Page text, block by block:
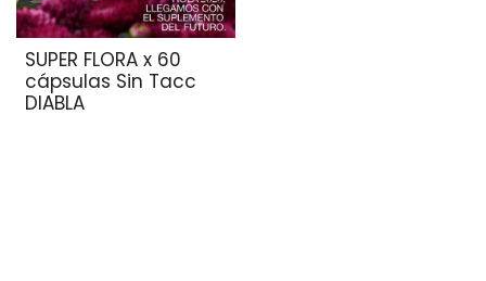
SUPER FLORA x 60
cápsulas Sin Tacc
DIABLA